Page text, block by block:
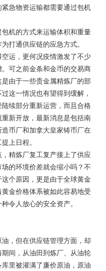
急物资运输都需要通过包机
机的方式来运输体积和重量
打通供应链的应急方式。
运，更何况疫情激发了不少
可之前金条和金币的交易商
由于一些贵金属精炼厂的部
这一情况也有望得到缓解，
续部分重新运营，而且合格
新开放，最新消息是包括南
币厂和加拿大皇家铸币厂在
上日程。
精炼厂复工复产接上了供应
的环境价差就会缩小吗？不
个原因，更是由于全球黄金
金价格体系被如此容易地受
令人放心的安全资产。
油 ，但在供应链管理方面，却
间，从油田到炼厂、从油轮
里被灌满了廉价原油，原油